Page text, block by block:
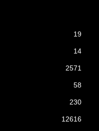
19
14
2571
58
230
12616